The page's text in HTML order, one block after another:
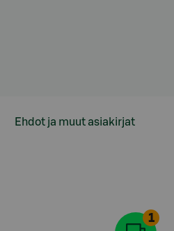
Ehdot ja muut asiakirjat
1